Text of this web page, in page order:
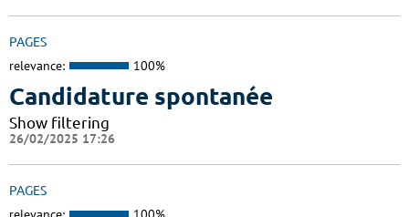
PAGES
relevance: 100%
Candidature spontanée
Show filtering
26/02/2025 17:26
PAGES